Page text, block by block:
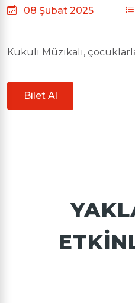
08 Şubat 2025
Kukuli Müzikali,
Bilet Al